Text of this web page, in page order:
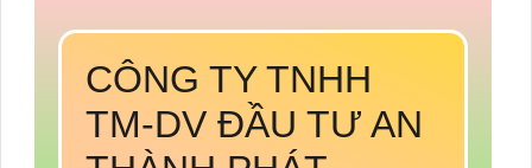
CÔNG TY TNHH
TM-DV ĐẦU TƯ AN